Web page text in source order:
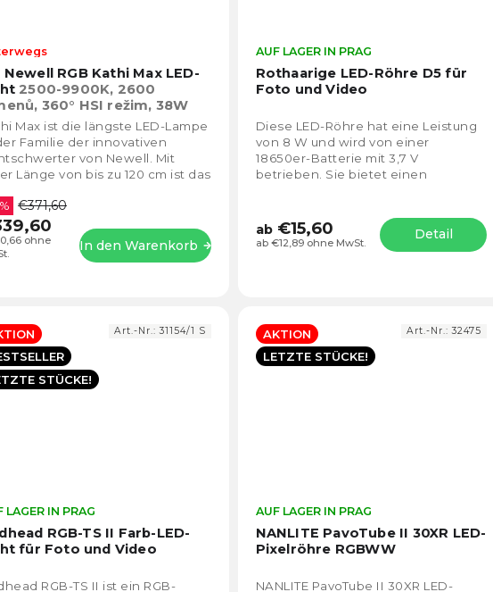
Newell RGB Kathi Max LED-
2500-9900K, 2600
360° HSI režim, 38W
durchschnittliche
Produktbewertung
Sternen.
ohne
€371,60
In den Warenkorb
Max ist die längste LED-Lampe
Familie der innovativen
von Newell. Mit
Länge von bis zu 120 cm ist das
Rothaarige LED-Röhre D5 für
Foto und Video
AUF LAGER IN PRAG
ab €12,89 ohne MwSt.
ab€15,60 Detail
Diese LED-Röhre hat eine Leistung
von 8 W und wird von einer
18650er-Batterie mit 3,7 V
betrieben. Sie bietet einen
8500K und eine...
STÜCKE!
RGB-TS II Farb-LED-
für Foto und Video
durchschnittliche
Produktbewertung
LAGER IN PRAG
RGB-TS II ist ein RGB-
Art.-Nr.:31154/1 S
AKTION
LETZTE STÜCKE!
NANLITE PavoTube II 30XR LED-
Pixelröhre RGBWW
AUF LAGER IN PRAG
NANLITE PavoTube II 30XR LED-
Art.-Nr.:32475